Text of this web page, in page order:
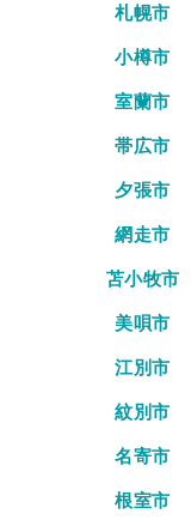
札幌市
小樽市
室蘭市
帯広市
夕張市
網走市
苫小牧市
美唄市
江別市
紋別市
名寄市
根室市